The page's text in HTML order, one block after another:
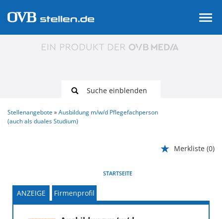
Suche einblenden
Stellenangebote
Ausbildung m/w/d Pflegefachperson
(auch als duales Studium)
Merkliste (0)
STARTSEITE
ANZEIGE Firmenprofil